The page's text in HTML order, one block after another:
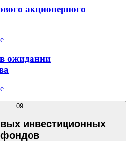
акционерного
ожидании
09
инвестиционных
фондов